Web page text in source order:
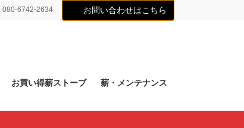
080-6742-2634 お問い合わせはこちら
お買い得薪ストーブ 薪・メンテナンス